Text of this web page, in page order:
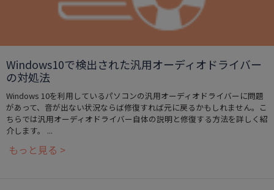
Windows10で検出された汎用オーディオドライバー
の対処法
Windows 10を利用しているパソコンの汎用オーディオドライバーに問題
があって、音が出ない状況ならば修復すれば元に戻るかもしれません。こ
ちらでは汎用オーディオドライバー自体の説明と修復する方法を詳しく紹
介します。 ...
もっと見る >